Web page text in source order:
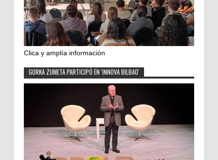
Clica y amplía información
GORKA ZUMETA PARTICIPÓ EN 'INNOVA BILBAO'